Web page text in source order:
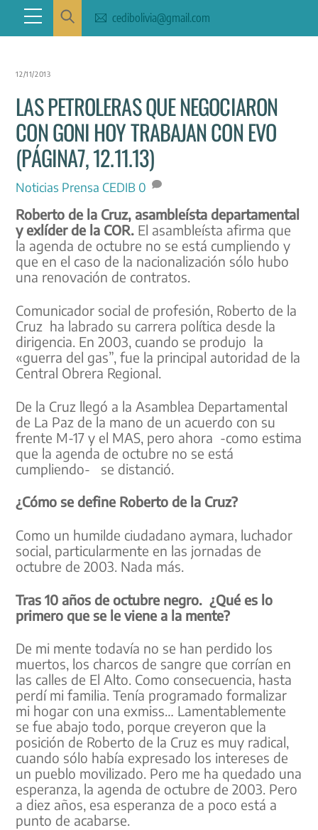
content
Menu cedibolivia@gmail.com
12/11/2013
LAS PETROLERAS QUE NEGOCIARON
CON GONI HOY TRABAJAN CON EVO
(PÁGINA7, 12.11.13)
Noticias Prensa CEDIB 0
Roberto de la Cruz, asambleísta departamental
y exlíder de la COR. El asambleísta afirma que
la agenda de octubre no se está cumpliendo y
que en el caso de la nacionalización sólo hubo
una renovación de contratos.
Comunicador social de profesión, Roberto de la
Cruz ha labrado su carrera política desde la
dirigencia. En 2003, cuando se produjo la
«guerra del gas”, fue la principal autoridad de la
Central Obrera Regional.
De la Cruz llegó a la Asamblea Departamental
de La Paz de la mano de un acuerdo con su
frente M-17 y el MAS, pero ahora -como estima
que la agenda de octubre no se está
cumpliendo- se distanció.
¿Cómo se define Roberto de la Cruz?
Como un humilde ciudadano aymara, luchador
social, particularmente en las jornadas de
octubre de 2003. Nada más.
Tras 10 años de octubre negro. ¿Qué es lo
primero que se le viene a la mente?
De mi mente todavía no se han perdido los
muertos, los charcos de sangre que corrían en
las calles de El Alto. Como consecuencia, hasta
perdí mi familia. Tenía programado formalizar
mi hogar con una exmiss… Lamentablemente
se fue abajo todo, porque creyeron que la
posición de Roberto de la Cruz es muy radical,
cuando sólo había expresado los intereses de
un pueblo movilizado. Pero me ha quedado una
esperanza, la agenda de octubre de 2003. Pero
a diez años, esa esperanza de a poco está a
punto de acabarse.